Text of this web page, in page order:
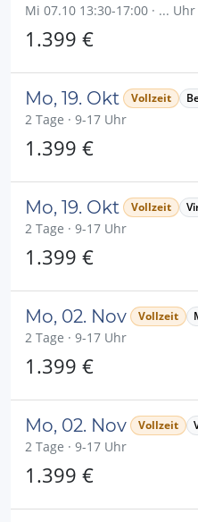
Mi 07.10 13:30-17:00 · ... Uhr
1.399 €
Mo, 19. Okt Vollzeit
2 Tage · 9-17 Uhr
1.399 €
Mo, 19. Okt Vollzeit
2 Tage · 9-17 Uhr
1.399 €
Mo, 02. Nov Vollzeit
2 Tage · 9-17 Uhr
1.399 €
Mo, 02. Nov Vollzeit
2 Tage · 9-17 Uhr
1.399 €